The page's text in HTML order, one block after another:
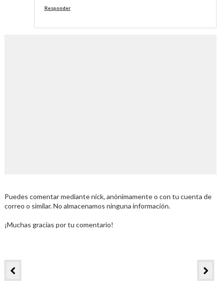
Responder
Puedes comentar mediante nick, anónimamente o con tu cuenta de
correo o similar. No almacenamos ninguna información.
¡Muchas gracias por tu comentario!